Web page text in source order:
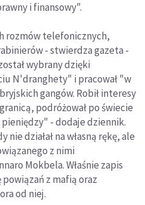
i finansowy".
rozmów telefonicznych,
- stwierdza gazeta -
wybrany dzięki
N'dranghety" i pracował "w
gangów. Robił interesy
podróżował po świecie
- dodaje dziennik.
działał na własną rękę, ale
z nimi
Mokbela. Właśnie zapis
z mafią oraz
od niej.